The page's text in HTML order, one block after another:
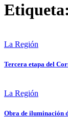
Etiqueta:
La Región
Tercera etapa del
La Región
Obra de iluminación